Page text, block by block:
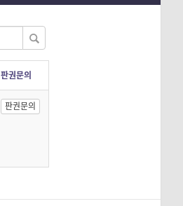
판권문의
판권문의